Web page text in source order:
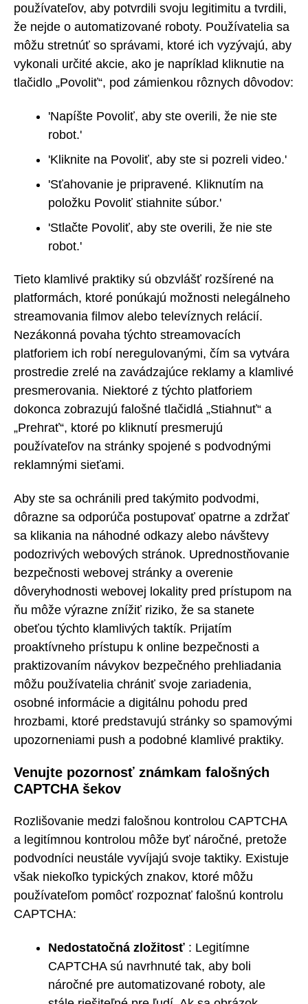
používateľov, aby potvrdili svoju legitimitu a tvrdili,
že nejde o automatizované roboty. Používatelia sa
môžu stretnúť so správami, ktoré ich vyzývajú, aby
vykonali určité akcie, ako je napríklad kliknutie na
tlačidlo „Povoliť“, pod zámienkou rôznych dôvodov:
'Napíšte Povoliť, aby ste overili, že nie ste
robot.'
'Kliknite na Povoliť, aby ste si pozreli video.'
'Sťahovanie je pripravené. Kliknutím na
položku Povoliť stiahnite súbor.'
'Stlačte Povoliť, aby ste overili, že nie ste
robot.'
Tieto klamlivé praktiky sú obzvlášť rozšírené na
platformách, ktoré ponúkajú možnosti nelegálneho
streamovania filmov alebo televíznych relácií.
Nezákonná povaha týchto streamovacích
platforiem ich robí neregulovanými, čím sa vytvára
prostredie zrelé na zavádzajúce reklamy a klamlivé
presmerovania. Niektoré z týchto platforiem
dokonca zobrazujú falošné tlačidlá „Stiahnuť“ a
„Prehrať“, ktoré po kliknutí presmerujú
používateľov na stránky spojené s podvodnými
reklamnými sieťami.
Aby ste sa ochránili pred takýmito podvodmi,
dôrazne sa odporúča postupovať opatrne a zdržať
sa klikania na náhodné odkazy alebo návštevy
podozrivých webových stránok. Uprednostňovanie
bezpečnosti webovej stránky a overenie
dôveryhodnosti webovej lokality pred prístupom na
ňu môže výrazne znížiť riziko, že sa stanete
obeťou týchto klamlivých taktík. Prijatím
proaktívneho prístupu k online bezpečnosti a
praktizovaním návykov bezpečného prehliadania
môžu používatelia chrániť svoje zariadenia,
osobné informácie a digitálnu pohodu pred
hrozbami, ktoré predstavujú stránky so spamovými
upozorneniami push a podobné klamlivé praktiky.
Venujte pozornosť známkam falošných
CAPTCHA šekov
Rozlišovanie medzi falošnou kontrolou CAPTCHA
a legitímnou kontrolou môže byť náročné, pretože
podvodníci neustále vyvíjajú svoje taktiky. Existuje
však niekoľko typických znakov, ktoré môžu
používateľom pomôcť rozpoznať falošnú kontrolu
CAPTCHA:
Nedostatočná zložitosť : Legitímne
CAPTCHA sú navrhnuté tak, aby boli
náročné pre automatizované roboty, ale